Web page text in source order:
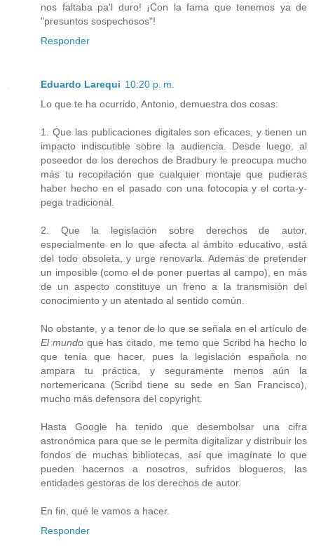
nos faltaba pa'l duro! ¡Con la fama que tenemos ya de
"presuntos sospechosos"!
Responder
Eduardo Larequi 10:20 p. m.
Lo que te ha ocurrido, Antonio, demuestra dos cosas:
1. Que las publicaciones digitales son eficaces, y tienen un
impacto indiscutible sobre la audiencia. Desde luego, al
poseedor de los derechos de Bradbury le preocupa mucho
más tu recopilación que cualquier montaje que pudieras
haber hecho en el pasado con una fotocopia y el corta-y-
pega tradicional.
2. Que la legislación sobre derechos de autor,
especialmente en lo que afecta al ámbito educativo, está
del todo obsoleta, y urge renovarla. Además de pretender
un imposible (como el de poner puertas al campo), en más
de un aspecto constituye un freno a la transmisión del
conocimiento y un atentado al sentido común.
No obstante, y a tenor de lo que se señala en el artículo de
El mundoque has citado, me temo que Scribd ha hecho lo
que tenía que hacer, pues la legislación española no
ampara tu práctica, y seguramente menos aún la
nortemericana (Scribd tiene su sede en San Francisco),
mucho más defensora del copyright.
Hasta Google ha tenido que desembolsar una cifra
astronómica para que se le permita digitalizar y distribuir los
fondos de muchas bibliotecas, así que imagínate lo que
pueden hacernos a nosotros, sufridos blogueros, las
entidades gestoras de los derechos de autor.
En fin, qué le vamos a hacer.
Responder